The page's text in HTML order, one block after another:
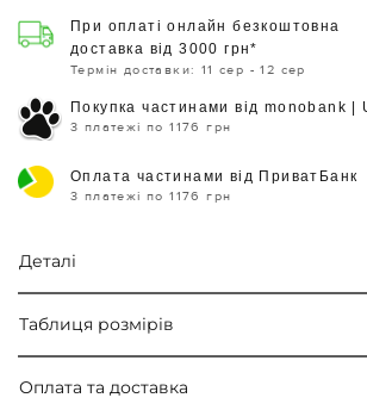
При оплаті онлайн безкоштовна
доставка від 3000 грн*
Термін доставки: 11 сер - 12 сер
Покупка частинами від monobank |
3 платежі по 1176 грн
Оплата частинами від ПриватБанк
3 платежі по 1176 грн
Деталі
Таблиця розмірів
Оплата та доставка